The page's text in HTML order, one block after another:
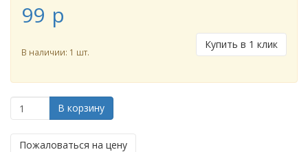
99 p
Купить в 1 клик
В наличии: 1 шт.
В корзину
Пожаловаться на цену